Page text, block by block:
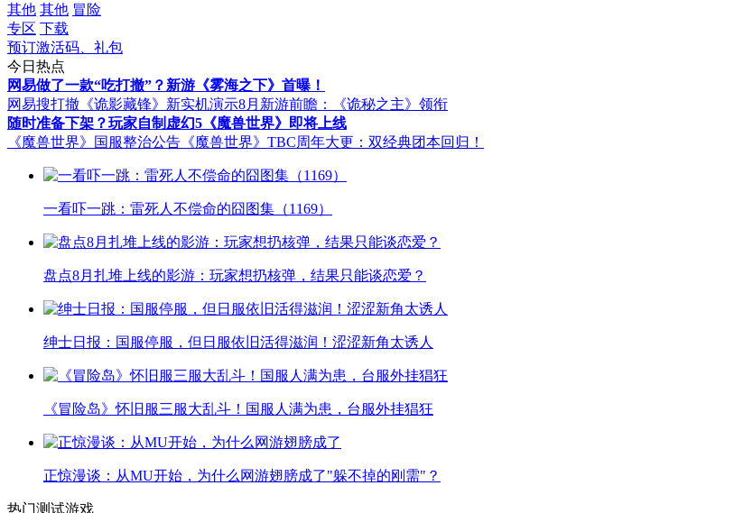
其他 其他 冒险
专区 下载
预订激活码、礼包
今日热点
网易做了一款“吃打撤”？新游《雾海之下》首曝！
网易搜打撤《诡影藏锋》新实机演示8月新游前瞻：《诡秘之主》领衔
随时准备下架？玩家自制虚幻5《魔兽世界》即将上线
《魔兽世界》国服整治公告 《魔兽世界》TBC周年大更：双经典团本回归！
一看吓一跳：雷死人不偿命的囧图集（1169）
盘点8月扎堆上线的影游：玩家想扔核弹，结果只能谈恋爱？
绅士日报：国服停服，但日服依旧活得滋润！涩涩新角太诱人
《冒险岛》怀旧服三服大乱斗！国服人满为患，台服外挂猖狂
正惊漫谈：从MU开始，为什么网游翅膀成了"躲不掉的刚需"？
热门测试游戏